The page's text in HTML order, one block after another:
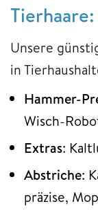
Unsere
in
Hammer-
Wisch-
Extras:
Abstriche:
präzise,